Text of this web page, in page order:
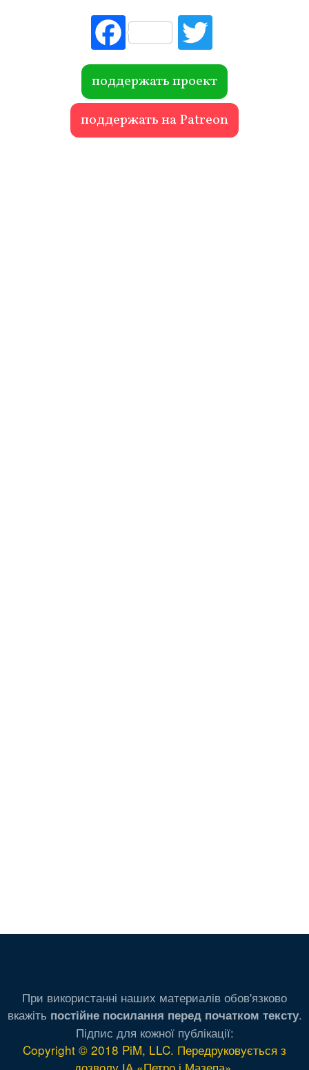
Fac
ebo
ok r
поддержать проект
поддержать на Patreon
При використанні наших материалів обов'язково
вкажіть постійне посилання перед початком тексту.
Підпис для кожної публікації:
Copyright © 2018 PiM, LLC. Передруковується з